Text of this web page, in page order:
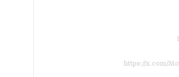
https://x.com/